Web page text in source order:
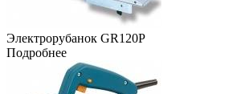
Электрорубанок GR120P
Подробнее